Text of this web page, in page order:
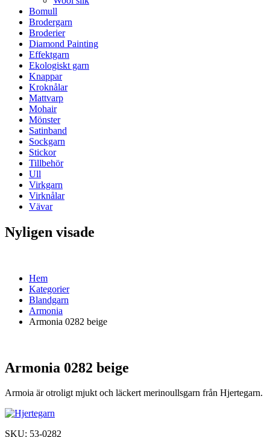
Bomull
Brodergarn
Broderier
Diamond Painting
Effektgarn
Ekologiskt garn
Knappar
Kroknålar
Mattvarp
Mohair
Mönster
Satinband
Sockgarn
Stickor
Tillbehör
Ull
Virkgarn
Virknålar
Vävar
Nyligen visade
Hem
Kategorier
Blandgarn
Armonia
Armonia 0282 beige
Armonia 0282 beige
Armoia är otroligt mjukt och läckert merinoullsgarn från Hjertegarn.
SKU: 53-0282